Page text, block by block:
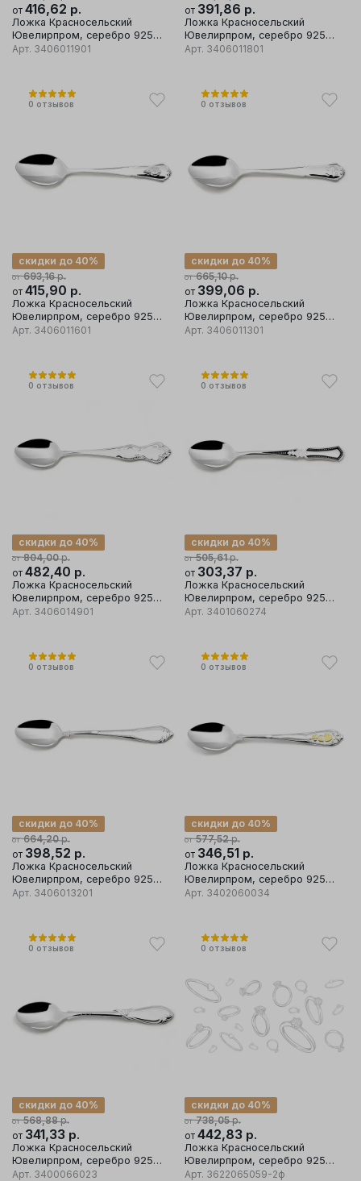
от 416,62 р.
Ложка Красносельский
Ювелирпром, серебро 925
проба
Арт. 3406011901
от 391,86 р.
Ложка Красносельский
Ювелирпром, серебро 925
проба
Арт. 3406011801
0 отзывов
от 693,16р.
скидки до 40%
от 415,90 р.
Ложка Красносельский
Ювелирпром, серебро 925
проба
Арт. 3406011601
0 отзывов
от 665,10р.
скидки до 40%
от 399,06 р.
Ложка Красносельский
Ювелирпром, серебро 925
проба
Арт. 3406011301
0 отзывов
от 804,00р.
скидки до 40%
от 482,40 р.
Ложка Красносельский
Ювелирпром, серебро 925
проба
Арт. 3406014901
0 отзывов
от 505,61р.
скидки до 40%
от 303,37 р.
Ложка Красносельский
Ювелирпром, серебро 925
проба, вставка эмаль
Арт. 3401060274
0 отзывов
от 664,20р.
скидки до 40%
от 398,52 р.
Ложка Красносельский
Ювелирпром, серебро 925
проба
Арт. 3406013201
0 отзывов
от 577,52р.
скидки до 40%
от 346,51 р.
Ложка Красносельский
Ювелирпром, серебро 925
проба
Арт. 3402060034
0 отзывов
от 568,88р.
скидки до 40%
от 341,33 р.
Ложка Красносельский
Ювелирпром, серебро 925
проба
Арт. 3400066023
0 отзывов
от 738,05р.
скидки до 40%
от 442,83 р.
Ложка Красносельский
Ювелирпром, серебро 925
проба
Арт. 3622065059-2ф